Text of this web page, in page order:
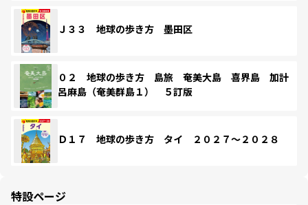
Ｊ３３ 地球の歩き方 墨田区
０２ 地球の歩き方 島旅 奄美大島 喜界島 加計
呂麻島（奄美群島１） ５訂版
Ｄ１７ 地球の歩き方 タイ ２０２７～２０２８
特設ページ